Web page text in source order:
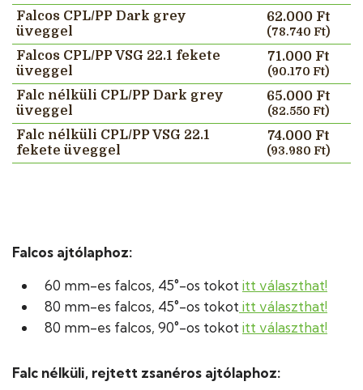
Falcos CPL/PP Dark grey
üveggel
62.000 Ft
(78.740 Ft)
Falcos CPL/PP VSG 22.1 fekete
üveggel
71.000 Ft
(90.170 Ft)
Falc nélküli CPL/PP Dark grey
üveggel
65.000 Ft
(82.550 Ft)
Falc nélküli CPL/PP VSG 22.1
fekete üveggel
74.000 Ft
(93.980 Ft)
Falcos ajtólaphoz:
60 mm-es falcos, 45°-os tokot itt választhat!
80 mm-es falcos, 45°-os tokot itt választhat!
80 mm-es falcos, 90°-os tokot itt választhat!
Falc nélküli, rejtett zsanéros ajtólaphoz: